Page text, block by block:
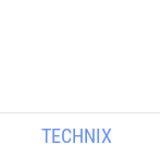
TECHNIX